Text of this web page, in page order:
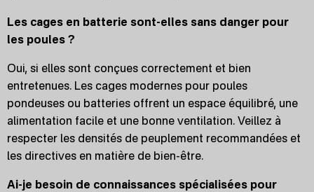
Les cages en batterie sont-elles sans danger pour
les poules ?
Oui, si elles sont conçues correctement et bien
entretenues. Les cages modernes pour poules
pondeuses ou batteries offrent un espace équilibré, une
alimentation facile et une bonne ventilation. Veillez à
respecter les densités de peuplement recommandées et
les directives en matière de bien-être.
Ai-je besoin de connaissances spécialisées pour